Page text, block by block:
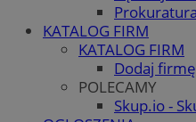
KATALOG FIRM
KATALOG FIRM
Dodaj
POLECAMY
Skup.io -